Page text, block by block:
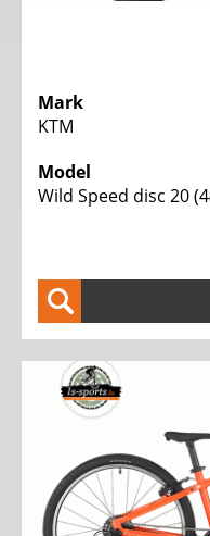
VUN
VAKANZEN
TIPP
Mark
KTM
Model
Wild Speed disc 20